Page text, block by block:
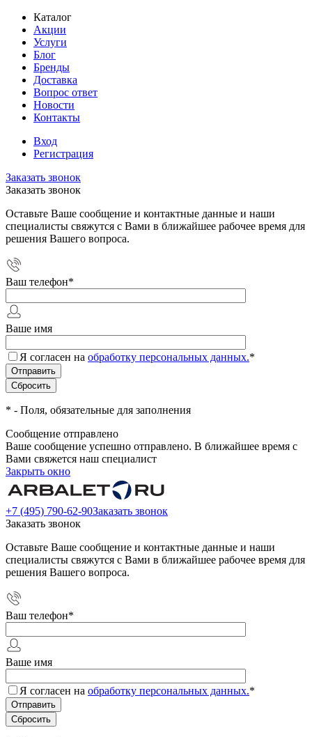
Каталог
Акции
Услуги
Блог
Бренды
Доставка
Вопрос ответ
Новости
Контакты
Вход
Регистрация
Заказать звонок
Заказать звонок
Оставьте Ваше сообщение и контактные данные и наши
специалисты свяжутся с Вами в ближайшее рабочее время для
решения Вашего вопроса.
Ваш телефон*
Ваше имя
Я согласен на обработку персональных данных.*
* - Поля, обязательные для заполнения
Сообщение отправлено
Ваше сообщение успешно отправлено. В ближайшее время с
Вами свяжется наш специалист
Закрыть окно
+7 (495) 790-62-90Заказать звонок
Заказать звонок
Оставьте Ваше сообщение и контактные данные и наши
специалисты свяжутся с Вами в ближайшее рабочее время для
решения Вашего вопроса.
Ваш телефон*
Ваше имя
Я согласен на обработку персональных данных.*